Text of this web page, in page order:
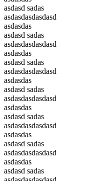
asdasd sadas
asdasdasdasdasd
asdasdas
asdasd sadas
asdasdasdasdasd
asdasdas
asdasd sadas
asdasdasdasdasd
asdasdas
asdasd sadas
asdasdasdasdasd
asdasdas
asdasd sadas
asdasdasdasdasd
asdasdas
asdasd sadas
asdasdasdasdasd
asdasdas
asdasd sadas